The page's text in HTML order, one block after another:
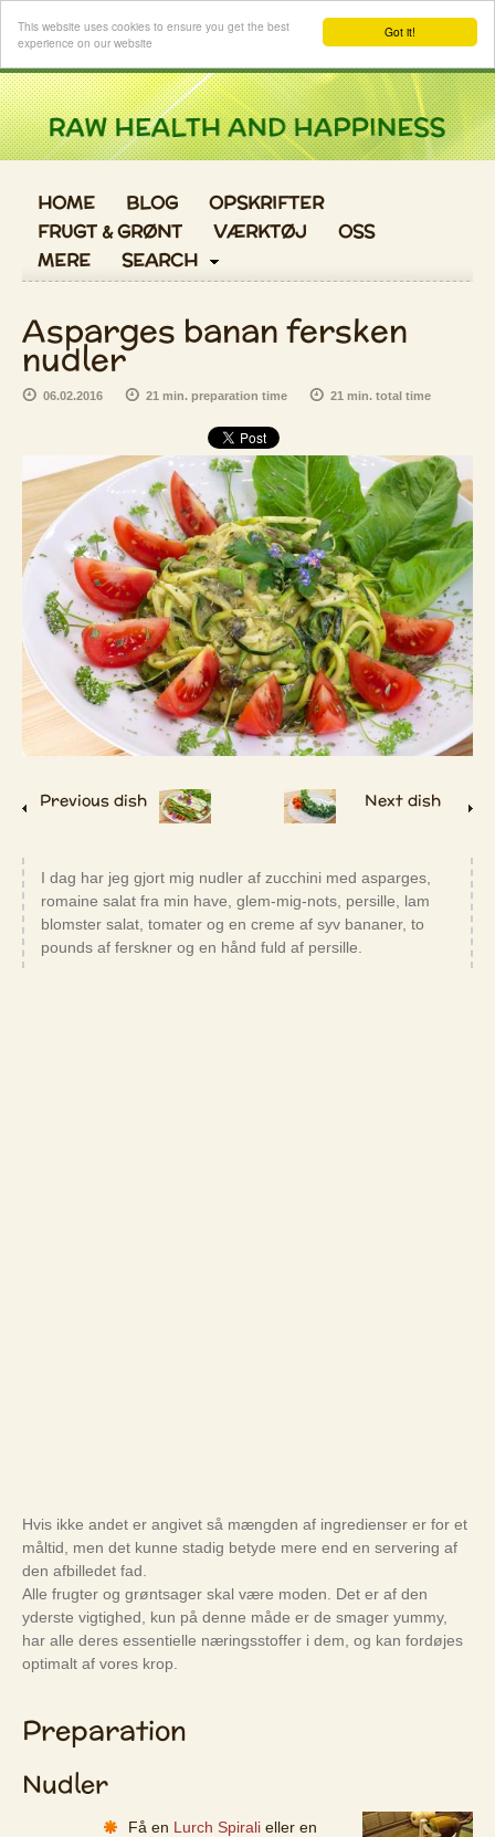
Got it!
This website uses cookies to ensure you get the best
experience on our website
Log ind
HOME BLOG
OPSKRIFTER
FRUGT & GRØNT
VÆRKTØJ
OSS
MERE
SEARCH
Asparges banan fersken
nudler
06.02.2016 21 min. preparation time 21 min. total time
Previous dish Next dish
I dag har jeg gjort mig nudler af zucchini med asparges,
romaine salat fra min have, glem-mig-nots, persille, lam
blomster salat, tomater og en creme af syv bananer, to
pounds af ferskner og en hånd fuld af persille.
Hvis ikke andet er angivet så mængden af ingredienser er for et
måltid, men det kunne stadig betyde mere end en servering af
den afbilledet fad.
Alle frugter og grøntsager skal være moden. Det er af den
yderste vigtighed, kun på denne måde er de smager yummy,
har alle deres essentielle næringsstoffer i dem, og kan fordøjes
optimalt af vores krop.
Preparation
Nudler
Få en Lurch Spirali eller en